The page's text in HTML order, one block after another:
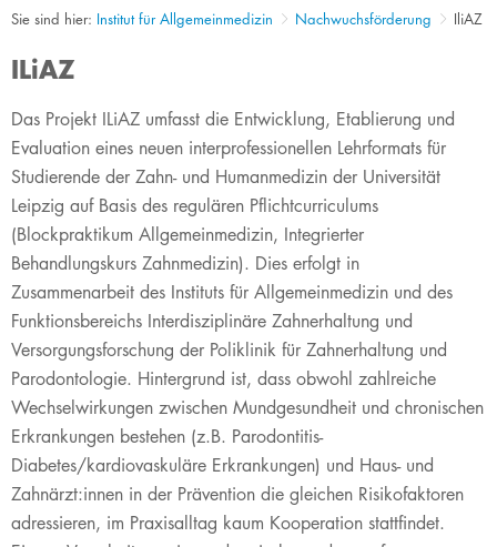
Sie sind hier: Institut für Allgemeinmedizin Nachwuchsförderung IliAZ
ILiAZ
​​Das Projekt ILiAZ umfasst die Entwicklung, Etablierung und
Evaluation eines neuen interprofessionellen Lehrformats für
Studierende der Zahn- und Humanmedizin der Universität
Leipzig auf Basis des regulären Pflichtcurriculums
(Blockpraktikum Allgemeinmedizin, Integrierter
Behandlungskurs Zahnmedizin). Dies erfolgt in
Zusammenarbeit des Instituts für Allgemeinmedizin und des
Funktionsbereichs Interdisziplinäre Zahnerhaltung und
Versorgungsforschung der Poliklinik für Zahnerhaltung und
Parodontologie. Hintergrund ist, dass obwohl zahlreiche
Wechselwirkungen zwischen Mundgesundheit und chronischen
Erkrankungen bestehen (z.B. Parodontitis-
Diabetes/kardiovaskuläre Erkrankungen) und Haus- und
Zahnärzt:innen in der Prävention die gleichen Risikofaktoren
adressieren, im Praxisalltag kaum Kooperation stattfindet.